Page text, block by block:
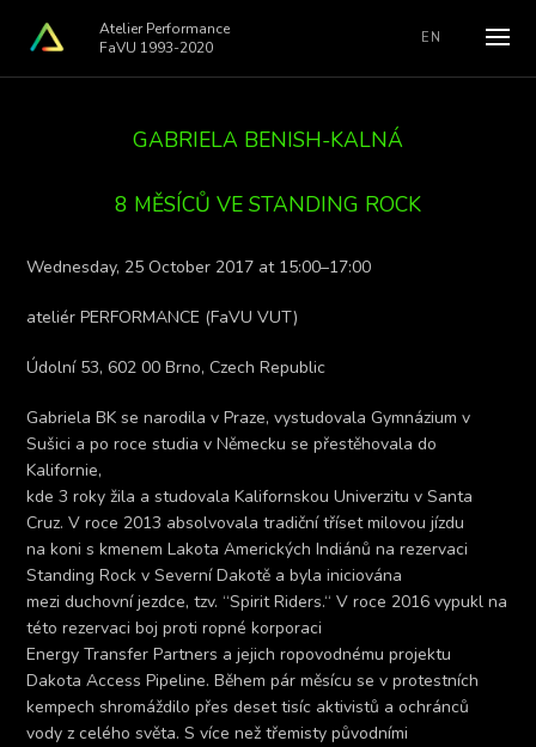
Atelier Performance
FaVU 1993-2020
EN
GABRIELA BENISH-KALNÁ
8 MĚSÍCŮ VE STANDING ROCK
Wednesday, 25 October 2017 at 15:00–17:00
ateliér PERFORMANCE (FaVU VUT)
Údolní 53, 602 00 Brno, Czech Republic
Gabriela BK se narodila v Praze, vystudovala Gymnázium v
Sušici a po roce studia v Německu se přestěhovala do
Kalifornie,
kde 3 roky žila a studovala Kalifornskou Univerzitu v Santa
Cruz. V roce 2013 absolvovala tradiční tříset milovou jízdu
na koni s kmenem Lakota Amerických Indiánů na rezervaci
Standing Rock v Severní Dakotě a byla iniciována
mezi duchovní jezdce, tzv. “Spirit Riders.“ V roce 2016 vypukl na
této rezervaci boj proti ropné korporaci
Energy Transfer Partners a jejich ropovodnému projektu
Dakota Access Pipeline. Během pár měsícu se v protestních
kempech shromáždilo přes deset tisíc aktivistů a ochránců
vody z celého světa. S více než třemisty původními